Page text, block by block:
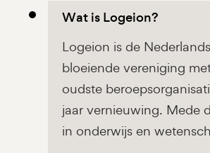
Wat is Logeion?
Logeion is de
bloeiende vereniging
oudste
jaar vernieuwing. Mede
in onderwijs en